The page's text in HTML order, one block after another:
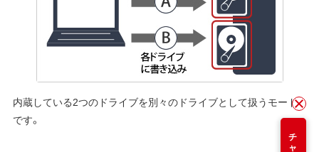
内蔵している2つのドライブを別々のドライブとして扱うモード
です。